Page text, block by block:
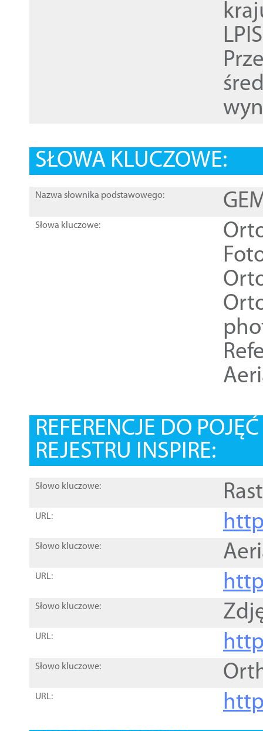
SŁOWA KLUCZOWE:
Nazwa słownika podstawowego:
Słowa kluczowe:
REFERENCJE DO
REJESTRU INSPIRE:
Słowo kluczowe:
URL:
Słowo kluczowe:
URL:
Słowo kluczowe:
URL:
Słowo kluczowe:
URL: